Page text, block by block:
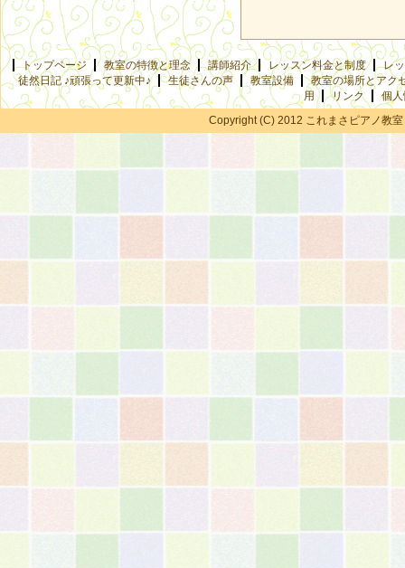
トップページ 教室の特徴と理念 講師紹介 レッスン料金と制度
レ
徒然日記 ♪頑張って更新中♪
生徒さんの声 教室設備
教室の場所とアク
用
リンク
個
Copyright (C) 2012 これまさピアノ教